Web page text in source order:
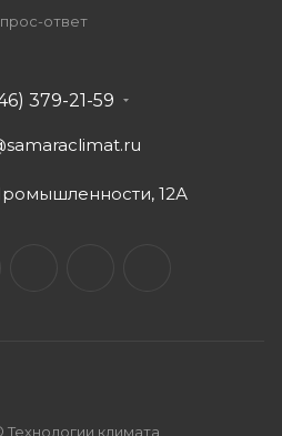
ответ
379-21-59
12А
Технологии климата